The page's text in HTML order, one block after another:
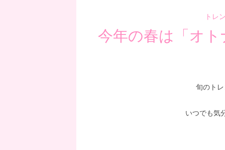
トレ
今年の春は「オ
旬のト
いつでも気